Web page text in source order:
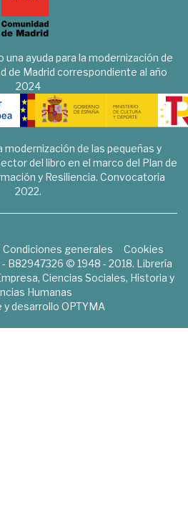
una ayuda para la modernización de
de Madrid correspondiente al año
2024
modernización de las pequeñas y
del libro en el marco del Plan de
y Resiliencia. Convocatoria
2022.
Condiciones generales
Cookies
B82947326 © 1948 - 2018. Librería
Ciencias Sociales, Historia y
Humanas
y desarrollo OPTYMA